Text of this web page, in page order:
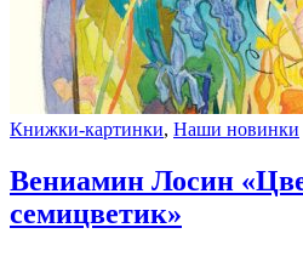
Книжки-картинки, Наши новинки
Вениамин Лосин
семицветик»